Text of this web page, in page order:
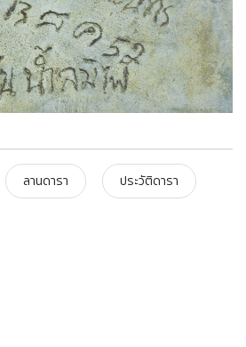
ลานดารา ประวัติดารา